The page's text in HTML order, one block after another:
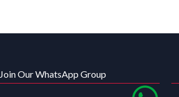
Join Our WhatsApp Group